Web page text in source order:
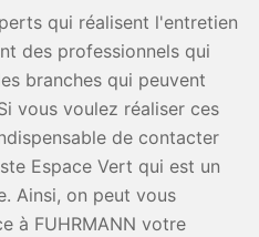
qui réalisent l'entretien
des professionnels qui
branches qui peuvent
vous voulez réaliser ces
de contacter
Espace Vert qui est un
Ainsi, on peut vous
à FUHRMANN votre